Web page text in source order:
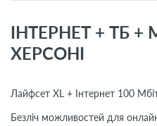
ІНТЕРНЕТ + ТБ
ХЕРСОНІ
Лайфсет XL + Інтернет 100
Безліч можливостей для